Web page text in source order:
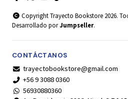
Copyright Trayecto Bookstore 2026.
Desarrollado porJumpseller.
CONTÁCTANOS
trayectobookstore@gmail.com
+56 9 3088 0360
56930880360